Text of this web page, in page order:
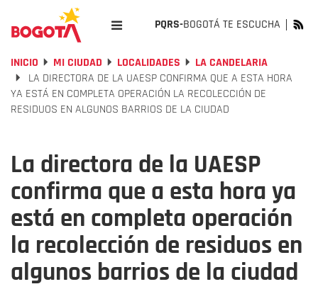
PQRS-BOGOTÁ TE ESCUCHA
INICIO MI CIUDAD LOCALIDADES
LA CANDELARIA
LA DIRECTORA DE LA UAESP CONFIRMA QUE A ESTA HORA
YA ESTÁ EN COMPLETA OPERACIÓN LA RECOLECCIÓN DE
RESIDUOS EN ALGUNOS BARRIOS DE LA CIUDAD
La directora de la UAESP
confirma que a esta hora ya
está en completa operación
la recolección de residuos en
algunos barrios de la ciudad